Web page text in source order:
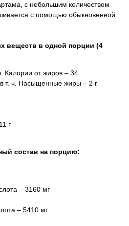
с небольшим количеством
с помощью обыкновенной
веществ в одной порции (4
Калории от жиров – 34
в т. ч. Насыщенные жиры – 2 г
г
состав на порцию:
– 3160 мг
– 5410 мг